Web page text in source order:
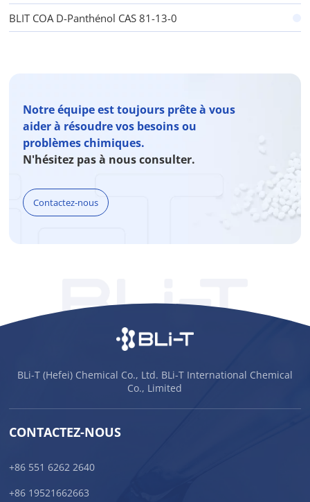
BLIT COA D-Panthénol CAS 81-13-0
Notre équipe est toujours prête à vous
aider à résoudre vos besoins ou
problèmes chimiques.
N'hésitez pas à nous consulter.
Contactez-nous
BLi-T (Hefei) Chemical Co., Ltd. BLi-T International Chemical
Co., Limited
CONTACTEZ-NOUS
+86 551 6262 2640
+86 19521662663